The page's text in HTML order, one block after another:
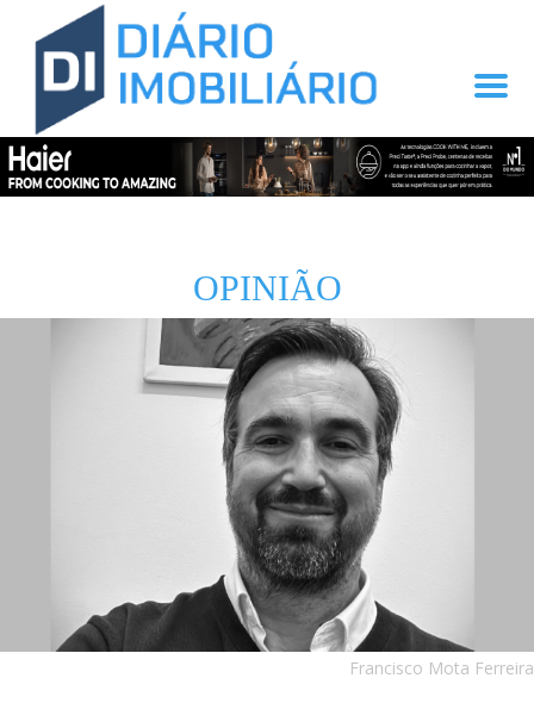
OPINIÃO
Francisco Mota Ferreira